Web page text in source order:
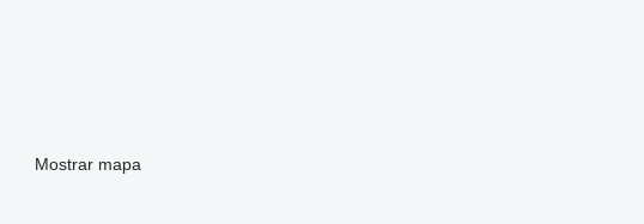
Mostrar mapa